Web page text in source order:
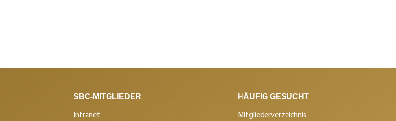
SBC-MITGLIEDER
Intranet
HÄUFIG GESUCHT
Mitgliederverzeichnis